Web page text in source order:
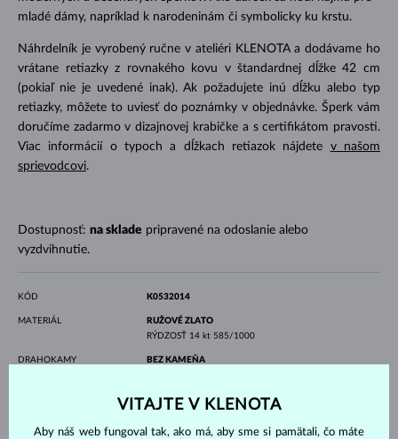
mladé dámy, napríklad k narodeninám či symbolicky ku krstu.
Náhrdelník je vyrobený ručne v ateliéri KLENOTA a dodávame ho
vrátane retiazky z rovnakého kovu v štandardnej dĺžke 42 cm
(pokiaľ nie je uvedené inak). Ak požadujete inú dĺžku alebo typ
retiazky, môžete to uviesť do poznámky v objednávke. Šperk vám
doručíme zadarmo v dizajnovej krabičke a s certifikátom pravosti.
Viac informácií o typoch a dĺžkach retiazok nájdete v našom
sprievodcovi.
Dostupnosť: na sklade pripravené na odoslanie alebo
vyzdvihnutie.
KÓD K0532014
MATERIÁL
RUŽOVÉ ZLATO
RÝDZOSŤ 14 kt 585/1000
DRAHOKAMY BEZ KAMEŇA
6.00 mm
DĹŽKA 420.00 mm
VITAJTE V KLENOTA
Aby náš web fungoval tak, ako má, aby sme si pamätali, čo máte